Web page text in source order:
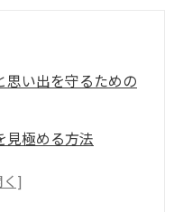
思い出を守るための
見極める方法
るためにできるこ